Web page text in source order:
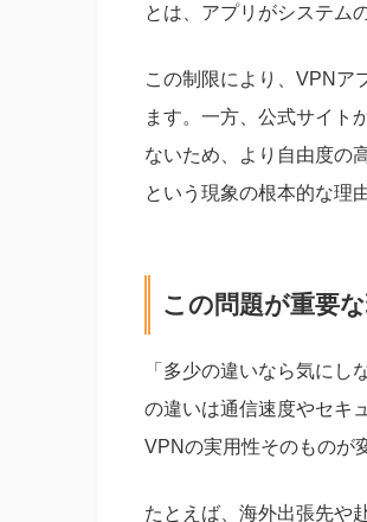
とは、アプリがシステム
この制限により、VPNア
ます。一方、公式サイト
ないため、より自由度の
という現象の根本的な理
この問題が重要
「多少の違いなら気に
の違いは通信速度やセキ
VPNの実用性そのものが
たとえば、海外出張先や